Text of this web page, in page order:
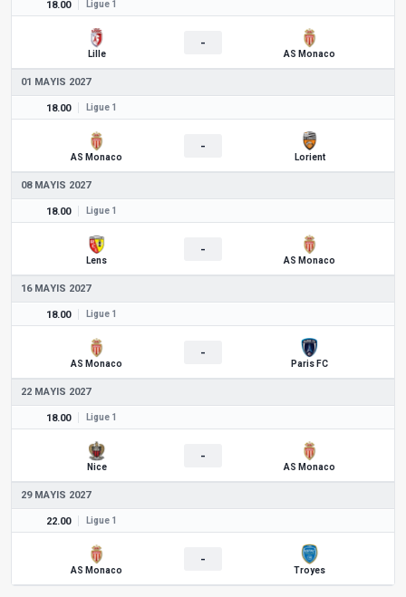
18.00 Ligue 1
Lille
-
AS Monaco
01 MAYIS 2027
18.00 Ligue 1
AS Monaco
-
Lorient
08 MAYIS 2027
18.00 Ligue 1
Lens
-
AS Monaco
16 MAYIS 2027
18.00 Ligue 1
AS Monaco
-
Paris FC
22 MAYIS 2027
18.00 Ligue 1
Nice
-
AS Monaco
29 MAYIS 2027
22.00 Ligue 1
AS Monaco
-
Troyes